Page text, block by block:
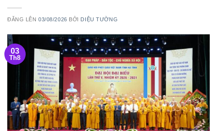
ĐĂNG LÊN03/08/2026 BỞI DIỆU TƯỜNG
03
Th8